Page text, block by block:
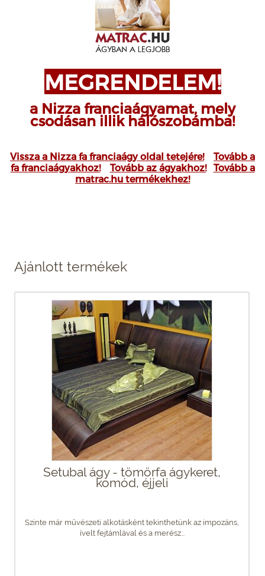
MEGRENDELEM!
a Nizza franciaágyamat, mely
csodásan illik hálószobámba!
Vissza a Nizza fa franciaágy oldal tetejére!
Tovább a
fa franciaágyakhoz!
Tovább az ágyakhoz!
Tovább a
matrac.hu termékekhez!
Ajánlott termékek
Setubal ágy - tömörfa ágykeret,
komód, éjjeli
Szinte már művészeti alkotásként tekinthetünk az impozáns,
ívelt fejtámlával és a merész...